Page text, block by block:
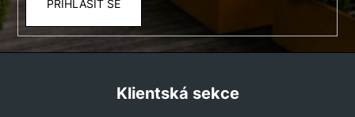
PŘIHLÁSIT SE
Klientská sekce